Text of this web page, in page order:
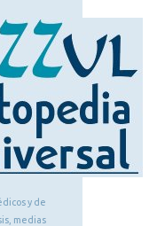
y de
medias